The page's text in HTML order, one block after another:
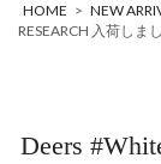
HOME > NEW
RESEARCH 入荷しまし
Deers